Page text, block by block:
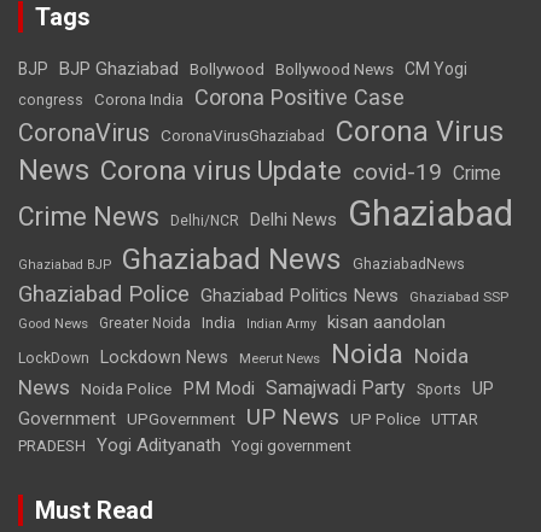
Tags
BJP BJP Ghaziabad Bollywood Bollywood News CM Yogi
congress Corona India Corona Positive Case
CoronaVirus CoronaVirusGhaziabad
Corona Virus
News Corona virus Update covid-19 Crime
Crime News Delhi/NCR Delhi News Ghaziabad
Ghaziabad BJP Ghaziabad News GhaziabadNews
Ghaziabad Police Ghaziabad Politics News Ghaziabad SSP
Good News Greater Noida India Indian Army kisan aandolan
LockDown Lockdown News Meerut News Noida Noida
News
Noida Police PM Modi Samajwadi Party Sports
UP
Government UPGovernment UP News UP Police
UTTAR
PRADESH
Yogi Adityanath Yogi government
Must Read